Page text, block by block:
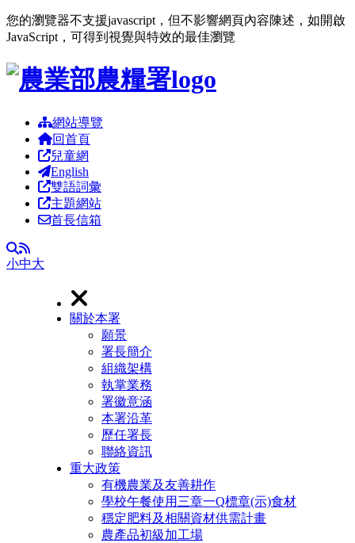
您的瀏覽器不支援javascript，但不影響網頁內容陳述，如開啟
JavaScript，可得到視覺與特效的最佳瀏覽
跳到主要內容區塊
網站導覽
回首頁
兒童網
English
雙語詞彙
主題網站
首長信箱
全文檢索
RSS
小中大
關於本署
願景
署長簡介
組織架構
執掌業務
署徽意涵
本署沿革
歷任署長
聯絡資訊
重大政策
有機農業及友善耕作
學校午餐使用三章一Q標章(示)食材
穩定肥料及相關資材供需計畫
農產品初級加工場